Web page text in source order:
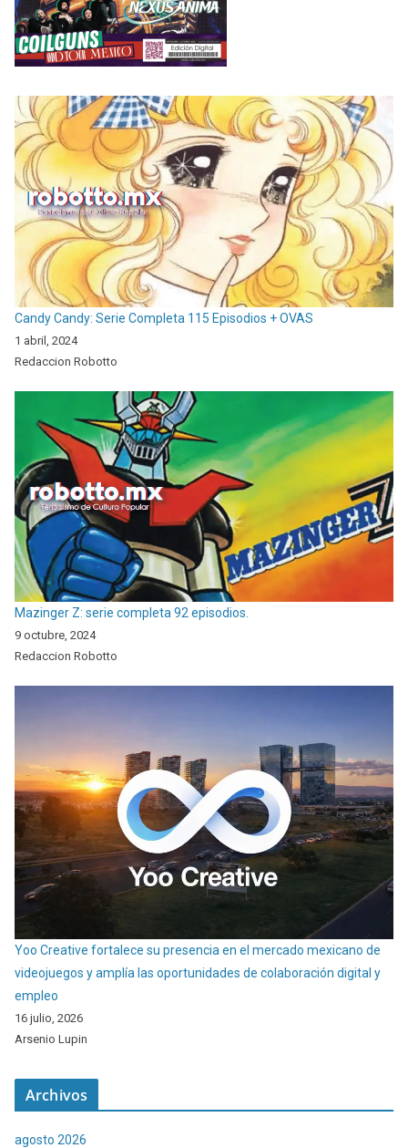
Candy Candy: Serie Completa 115 Episodios + OVAS
1 abril, 2024
Redaccion Robotto
Mazinger Z: serie completa 92 episodios.
9 octubre, 2024
Redaccion Robotto
Yoo Creative fortalece su presencia en el mercado mexicano de
videojuegos y amplía las oportunidades de colaboración digital y
empleo
16 julio, 2026
Arsenio Lupin
Archivos
agosto 2026